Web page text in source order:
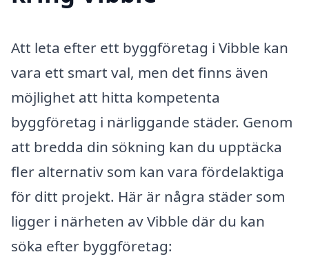
Att leta efter ett byggföretag i Vibble kan
vara ett smart val, men det finns även
möjlighet att hitta kompetenta
byggföretag i närliggande städer. Genom
att bredda din sökning kan du upptäcka
fler alternativ som kan vara fördelaktiga
för ditt projekt. Här är några städer som
ligger i närheten av Vibble där du kan
söka efter byggföretag: